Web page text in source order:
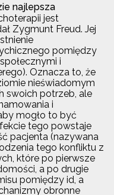
najlepsza
jest
Zygmunt Freud. Jej
pomiędzy
i
Oznacza to, że
nieświadomym
swoich potrzeb, ale
i
mogło to być
tego powstaje
pacjenta (nazywana
tego konfliktu z
które po pierwsze
a po drugie
pomiędzy id, a
obronne